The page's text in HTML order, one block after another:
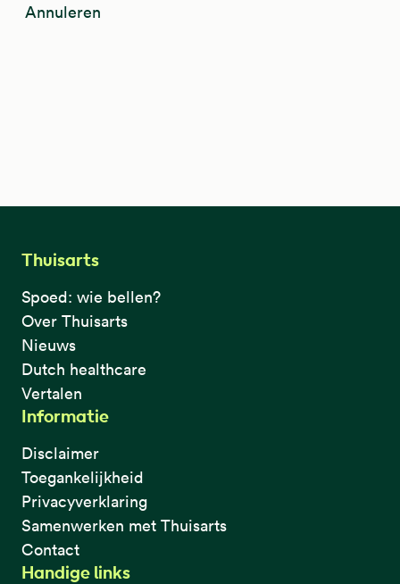
Annuleren
Thuisarts
Spoed: wie bellen?
Over Thuisarts
Nieuws
Dutch healthcare
Vertalen
Informatie
Disclaimer
Toegankelijkheid
Privacyverklaring
Samenwerken met Thuisarts
Contact
Handige links